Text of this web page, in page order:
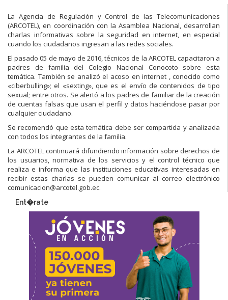
La Agencia de Regulación y Control de las Telecomunicaciones
(ARCOTEL), en coordinación con la Asamblea Nacional, desarrollan
charlas informativas sobre la seguridad en internet, en especial
cuando los ciudadanos ingresan a las redes sociales.
El pasado 05 de mayo de 2016, técnicos de la ARCOTEL capacitaron a
padres de familia del Colegio Nacional Conocoto sobre esta
temática. También se analizó el acoso en internet , conocido como
«ciberbulling»; el «sexting», que es el envío de contenidos de tipo
sexual; entre otros. Se alertó a los padres de familiar de la creación
de cuentas falsas que usan el perfil y datos haciéndose pasar por
cualquier ciudadano.
Se recomendó que esta temática debe ser compartida y analizada
con todos los integrantes de la familia.
La ARCOTEL continuará difundiendo información sobre derechos de
los usuarios, normativa de los servicios y el control técnico que
realiza e informa que las instituciones educativas interesadas en
recibir estas charlas se pueden comunicar al correo electrónico
comunicacion@arcotel.gob.ec.
Ent�rate